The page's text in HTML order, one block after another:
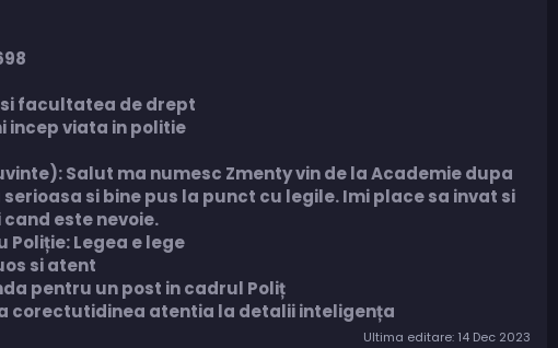
facultatea de drept
incep viata in politie
Salut ma numesc Zmenty vin de la Academie dupa
si bine pus la punct cu legile. Imi place sa invat si
este nevoie.
Poliție: Legea e lege
si atent
pentru un post in cadrul Poliț
corectutidinea atentia la detalii inteligența
Ultima editare: 14 Dec 2023